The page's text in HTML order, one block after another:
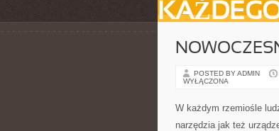
POSTED BY ADMIN
WYŁĄCZONA
W każdym rzemiośle
narzędzia jak też